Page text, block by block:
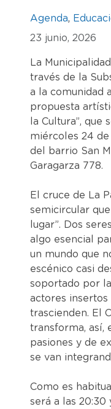
Agenda,
23 junio, 2026
La
través de la
a la comunidad
propuesta
la Cultura”, que
miércoles 24 de
del barrio San
Garagarza 778.
El cruce de La
semicircular
lugar”. Dos
algo esencial
un mundo que
escénico casi
soportado por
actores insertos
trascienden. El
transforma, así,
pasiones y de
se van
Como es
será a las 20:30